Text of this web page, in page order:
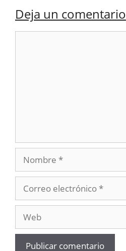
Deja un comentario
electrónico